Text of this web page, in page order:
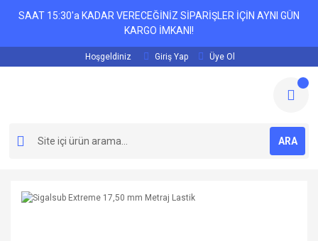
SAAT 15:30'a KADAR VERECEĞİNİZ SİPARİŞLER İÇİN AYNI GÜN
KARGO İMKANI!
Hoşgeldiniz Giriş Yap Üye Ol
ARA